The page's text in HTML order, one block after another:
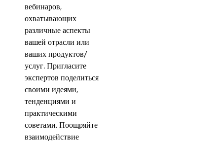
вебинаров,
охватывающих
различные аспекты
вашей отрасли или
ваших продуктов/
услуг. Пригласите
экспертов поделиться
своими идеями,
тенденциями и
практическими
советами. Поощряйте
взаимодействие